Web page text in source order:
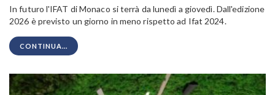
In futuro l'IFAT di Monaco si terrà da lunedì a giovedì. Dall'edizione
2026 è previsto un giorno in meno rispetto ad Ifat 2024.
CONTINUA...